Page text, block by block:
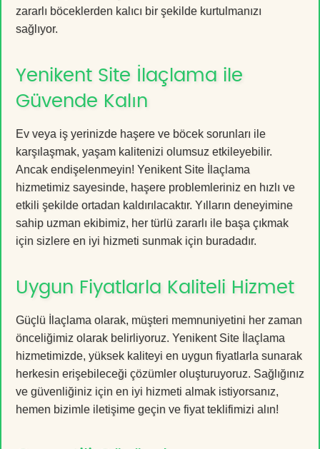
zararlı böceklerden kalıcı bir şekilde kurtulmanızı
sağlıyor.
Yenikent Site İlaçlama ile
Güvende Kalın
Ev veya iş yerinizde haşere ve böcek sorunları ile
karşılaşmak, yaşam kalitenizi olumsuz etkileyebilir.
Ancak endişelenmeyin! Yenikent Site İlaçlama
hizmetimiz sayesinde, haşere problemleriniz en hızlı ve
etkili şekilde ortadan kaldırılacaktır. Yılların deneyimine
sahip uzman ekibimiz, her türlü zararlı ile başa çıkmak
için sizlere en iyi hizmeti sunmak için buradadır.
Uygun Fiyatlarla Kaliteli Hizmet
Güçlü İlaçlama olarak, müşteri memnuniyetini her zaman
önceliğimiz olarak belirliyoruz. Yenikent Site İlaçlama
hizmetimizde, yüksek kaliteyi en uygun fiyatlarla sunarak
herkesin erişebileceği çözümler oluşturuyoruz. Sağlığınız
ve güvenliğiniz için en iyi hizmeti almak istiyorsanız,
hemen bizimle iletişime geçin ve fiyat teklifimizi alın!